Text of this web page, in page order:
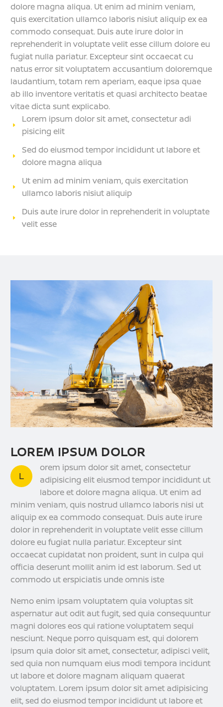
dolore magna aliqua. Ut enim ad minim veniam,
quis exercitation ullamco laboris nisiut aliquip ex ea
commodo consequat. Duis aute irure dolor in
reprehenderit in voluptate velit esse cillum dolore eu
fugiat nulla pariatur. Excepteur sint occaecat cu
natus error sit voluptatem accusantium doloremque
laudantium, totam rem aperiam, eaque ipsa quae
ab illo inventore veritatis et quasi architecto beatae
vitae dicta sunt explicabo.
Lorem ipsum dolor sit amet, consectetur adi
pisicing elit
Sed do eiusmod tempor incididunt ut labore et
dolore magna aliqua
Ut enim ad minim veniam, quis exercitation
ullamco laboris nisiut aliquip
Duis aute irure dolor in reprehenderit in voluptate
velit esse
LOREM IPSUM DOLOR
L
orem ipsum dolor sit amet, consectetur
adipisicing elit eiusmod tempor incididunt ut
labore et dolore magna aliqua. Ut enim ad
minim veniam, quis nostrud ullamco laboris nisi ut
aliquip ex ea commodo consequat. Duis aute irure
dolor in reprehenderit in voluptate velit esse cillum
dolore eu fugiat nulla pariatur. Excepteur sint
occaecat cupidatat non proident, sunt in culpa qui
officia deserunt mollit anim id est laborum. Sed ut
commodo ut erspiciatis unde omnis iste
Nemo enim ipsam voluptatem quia voluptas sit
aspernatur aut odit aut fugit, sed quia consequuntur
magni dolores eos qui ratione voluptatem sequi
nesciunt. Neque porro quisquam est, qui dolorem
ipsum quia dolor sit amet, consectetur, adipisci velit,
sed quia non numquam eius modi tempora incidunt
ut labore et dolore magnam aliquam quaerat
voluptatem. Lorem ipsum dolor sit amet adipisicing
elit, sed do eiusmod tempor incididunt ut labore et